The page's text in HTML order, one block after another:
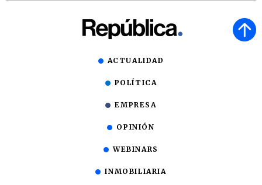
ACTUALIDAD
POLÍTICA
EMPRESA
OPINIÓN
WEBINARS
INMOBILIARIA